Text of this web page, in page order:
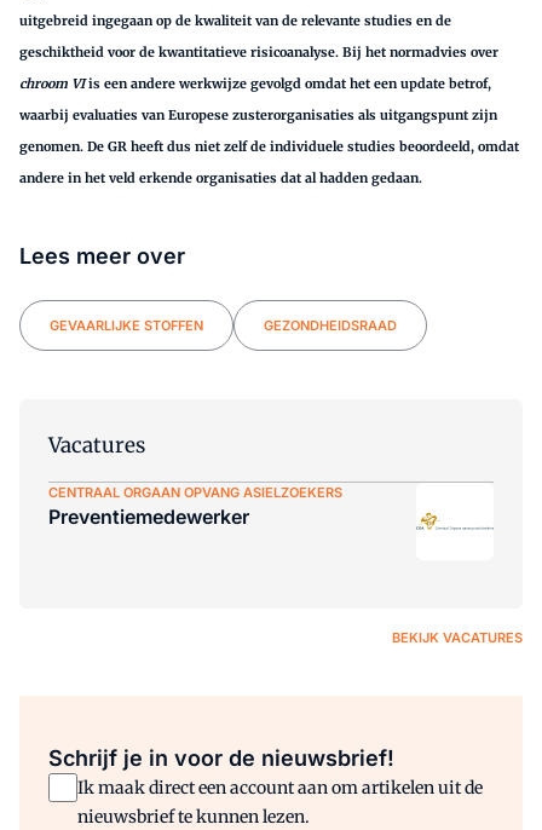
uitgebreid ingegaan op de kwaliteit van de relevante studies en de
geschiktheid voor de kwantitatieve risicoanalyse. Bij het normadvies over
chroom VIis een andere werkwijze gevolgd omdat het een update betrof,
waarbij evaluaties van Europese zusterorganisaties als uitgangspunt zijn
genomen. De GR heeft dus niet zelf de individuele studies beoordeeld, omdat
andere in het veld erkende organisaties dat al hadden gedaan.
Lees meer over
GEVAARLIJKE STOFFEN GEZONDHEIDSRAAD
Vacatures
CENTRAAL ORGAAN OPVANG ASIELZOEKERS
Preventiemedewerker
BEKIJK VACATURES
Schrijf je in voor de nieuwsbrief!
Ik maak direct een account aan om artikelen uit de
nieuwsbrief te kunnen lezen.